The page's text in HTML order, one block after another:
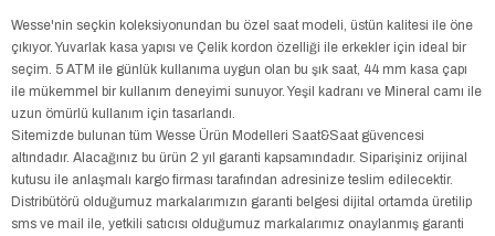
Wesse'nin seçkin koleksiyonundan bu özel saat modeli, üstün kalitesi ile öne
çıkıyor. Yuvarlak kasa yapısı ve Çelik kordon özelliği ile erkekler için ideal bir
seçim. 5 ATM ile günlük kullanıma uygun olan bu şık saat, 44 mm kasa çapı
ile mükemmel bir kullanım deneyimi sunuyor. Yeşil kadranı ve Mineral camı ile
uzun ömürlü kullanım için tasarlandı.
Sitemizde bulunan tüm Wesse Ürün Modelleri Saat&Saat güvencesi
altındadır. Alacağınız bu ürün 2 yıl garanti kapsamındadır. Siparişiniz orijinal
kutusu ile anlaşmalı kargo firması tarafından adresinize teslim edilecektir.
Distribütörü olduğumuz markalarımızın garanti belgesi dijital ortamda üretilip
sms ve mail ile, yetkili satıcısı olduğumuz markalarımız onaylanmış garanti